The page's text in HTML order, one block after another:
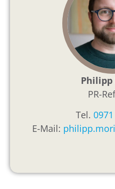
PR-
Tel.
E-Mail: